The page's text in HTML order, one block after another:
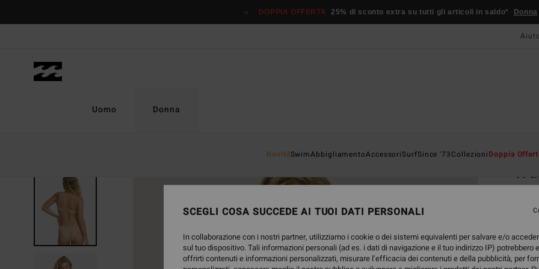
prodotto
DOPPIA OFFERTA 25% di sconto extra su tutti gli articoli in saldo* Donna
Uomo Donna
NovitàSwimAbbigliamentoAccessoriSurfSince '73CollezioniDoppia
Colori
SCEGLI COSA SUCCEDE AI TUOI DATI PERSONALI
In collaborazione con i nostri partner, utilizziamo i cookie o dei sistemi equivalenti per salvare e/o
sul tuo dispositivo. Tali informazioni personali (ad es. i dati di navigazione e il tuo indirizzo IP) potrebbero
offrirti contenuti e informazioni personalizzati, misurare l’efficacia dei contenuti e della pubblicità, per